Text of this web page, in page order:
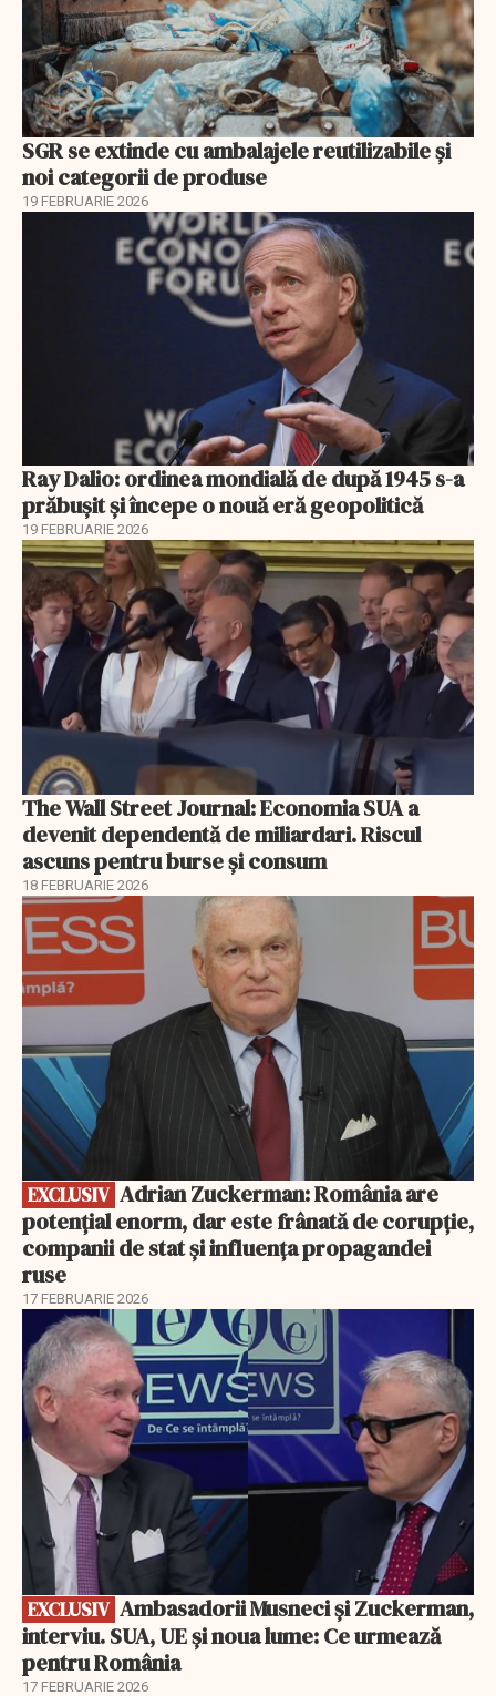
SGR se extinde cu ambalajele reutilizabile și
noi categorii de produse
19 FEBRUARIE 2026
Ray Dalio: ordinea mondială de după 1945 s-a
prăbușit și începe o nouă eră geopolitică
19 FEBRUARIE 2026
The Wall Street Journal: Economia SUA a
devenit dependentă de miliardari. Riscul
ascuns pentru burse și consum
18 FEBRUARIE 2026
EXCLUSIV
EXCLUSIV
potențial enorm, dar este frânată de corupție,
companii de stat și influența propagandei
ruse
17 FEBRUARIE 2026
EXCLUSIV
EXCLUSIV
interviu. SUA, UE și noua lume: Ce urmează
pentru România
17 FEBRUARIE 2026